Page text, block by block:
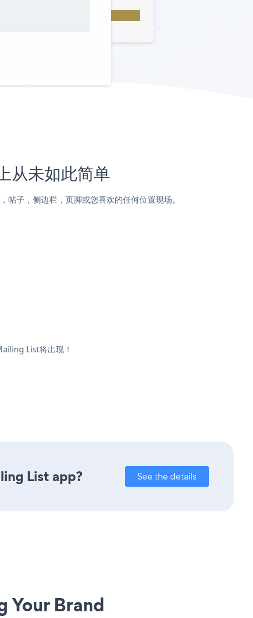
未如此简单
子，侧边栏，页脚或您喜欢的任何位置现场。
List将出现！
List app? See the details
Your Brand